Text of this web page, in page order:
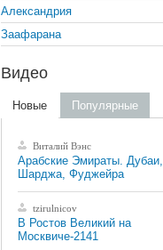
Александрия
Заафарана
Видео
Новые Популярные
Виталий Вэнс
Арабские Эмираты. Дубаи,
Шарджа, Фуджейра
tzirulnicov
В Ростов Великий на
Москвиче-2141